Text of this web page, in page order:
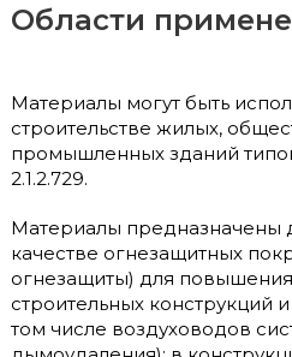
Области
Материалы могут быть
строительстве жилых,
промышленных зданий
2.1.2.729.
Материалы предназначены
качестве огнезащитных
огнезащиты) для повышения
строительных конструкций
том числе воздуховодов